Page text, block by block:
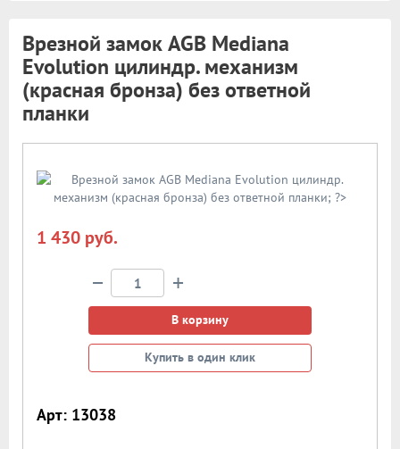
Врезной замок AGB Mediana
Evolution цилиндр. механизм
(красная бронза) без ответной
планки
1 430 руб.
− +
В корзину
Купить в один клик
Арт: 13038